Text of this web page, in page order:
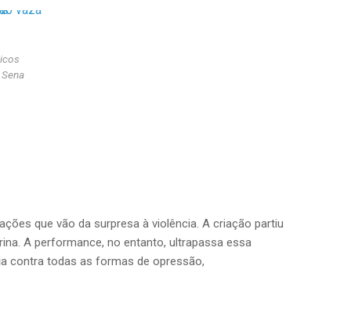
que vão da surpresa à violência. A criação partiu
A performance, no entanto, ultrapassa essa
contra todas as formas de opressão,